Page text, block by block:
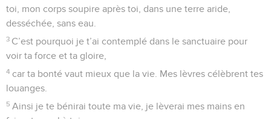
toi, mon corps soupire après toi, dans une terre aride,
desséchée, sans eau.
3 C’est pourquoi je t’ai contemplé dans le sanctuaire pour
voir ta force et ta gloire,
4 car ta bonté vaut mieux que la vie. Mes lèvres célèbrent tes
louanges.
5 Ainsi je te bénirai toute ma vie, je lèverai mes mains en